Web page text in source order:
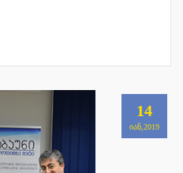
სამაგისტრო პროგრამამ 7
მიიღო !!!
14
ᲘᲐᲜ,2019